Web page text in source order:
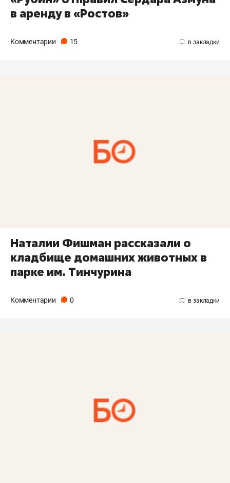
в аренду в «Ростов»
Комментарии 15
Наталии Фишман рассказали о
кладбище домашних животных в
парке им. Тинчурина
Комментарии 0